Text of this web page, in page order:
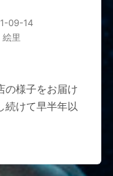
09-14
里
の様子をお届け
続けて早半年以